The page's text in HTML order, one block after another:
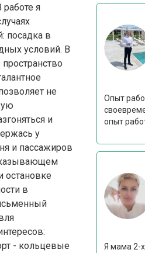
я
посадка в
условий. В
не
и
у
и пассажиров
остановке
в
- кольцевые
Опыт
опыт
Я мама 2-